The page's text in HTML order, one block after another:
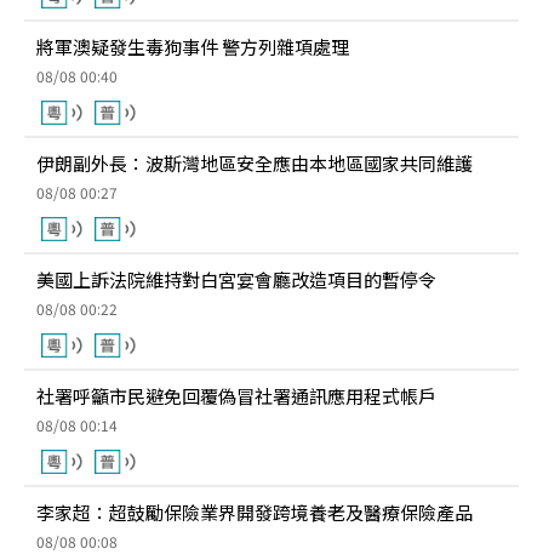
將軍澳疑發生毒狗事件 警方列雜項處理
08/08 00:40
伊朗副外長：波斯灣地區安全應由本地區國家共同維護
08/08 00:27
美國上訴法院維持對白宮宴會廳改造項目的暫停令
08/08 00:22
社署呼籲市民避免回覆偽冒社署通訊應用程式帳戶
08/08 00:14
李家超：超鼓勵保險業界開發跨境養老及醫療保險產品
08/08 00:08